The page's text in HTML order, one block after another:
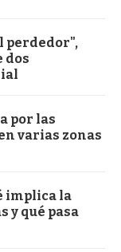
perdedor",
dos
por las
varias zonas
implica la
y qué pasa